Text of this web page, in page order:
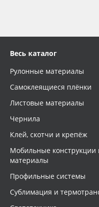
Весь каталог
Рулонные материалы
Самоклеящиеся плёнки
Листовые материалы
Чернила
Клей, скотчи и крепёж
Мобильные конструкции
материалы
Профильные системы
Сублимация и